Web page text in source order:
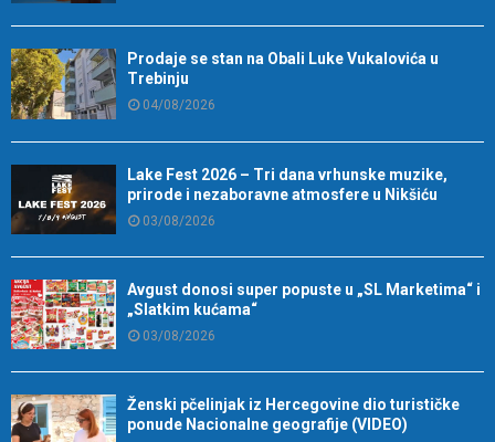
Prodaje se stan na Obali Luke Vukalovića u
Trebinju
04/08/2026
Lake Fest 2026 – Tri dana vrhunske muzike,
prirode i nezaboravne atmosfere u Nikšiću
03/08/2026
Avgust donosi super popuste u „SL Marketima“ i
„Slatkim kućama“
03/08/2026
Ženski pčelinjak iz Hercegovine dio turističke
ponude Nacionalne geografije (VIDEO)